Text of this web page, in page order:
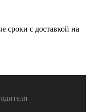
сроки с доставкой на